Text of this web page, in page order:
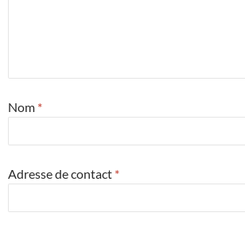
Nom *
Adresse de contact *